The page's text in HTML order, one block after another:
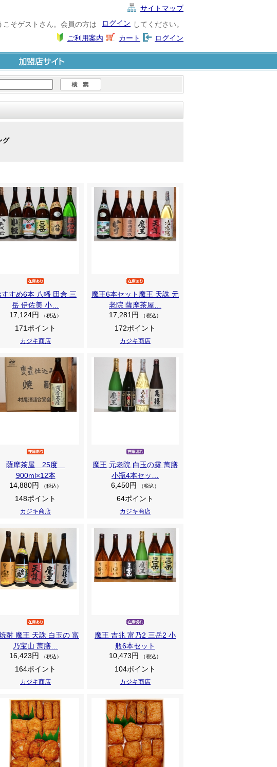
サイトマップ
してください。
ログイン
こそゲストさん。会員の方は
ログイン
カート
ご利用案内
加盟店サイト
グ
すすめ6本 八幡 田倉 三
岳 伊佐美 小…
17,124円
（税込）
171ポイント
カジキ商店
魔王6本セット魔王 天誅 元
老院 薩摩茶屋…
17,281円
（税込）
172ポイント
カジキ商店
薩摩茶屋 25度
900ml×12本
14,880円
（税込）
148ポイント
カジキ商店
魔王 元老院 白玉の露 萬膳
小瓶4本セッ…
6,450円
（税込）
64ポイント
カジキ商店
酎 魔王 天誅 白玉の 富
乃宝山 萬膳…
16,423円
（税込）
164ポイント
カジキ商店
魔王 吉兆 富乃2 三岳2 小
瓶6本セット
10,473円
（税込）
104ポイント
カジキ商店